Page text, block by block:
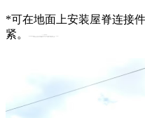
*可在地面上安装屋脊连接
紧。